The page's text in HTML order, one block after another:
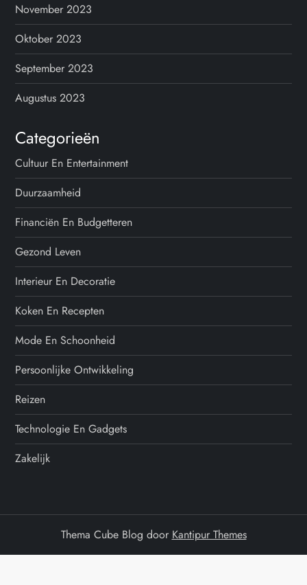
November 2023
Oktober 2023
September 2023
Augustus 2023
Categorieën
Cultuur En Entertainment
Duurzaamheid
Financiën En Budgetteren
Gezond Leven
Interieur En Decoratie
Koken En Recepten
Mode En Schoonheid
Persoonlijke Ontwikkeling
Reizen
Technologie En Gadgets
Zakelijk
Thema Cube Blog door Kantipur Themes